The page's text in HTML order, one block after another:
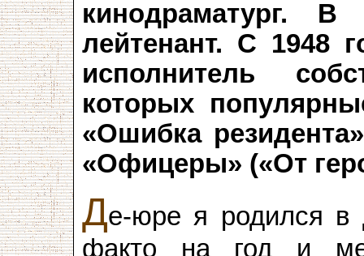
кинодраматург.
лейтенант. С 1948
исполнитель
которых
«Ошибка
«Офицеры» («От
Де-юре я родился в
факто на год и